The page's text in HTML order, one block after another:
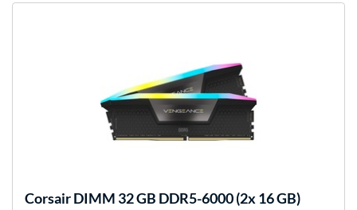
CorsairDIMM 32 GB DDR5-6000 (2x 16 GB)